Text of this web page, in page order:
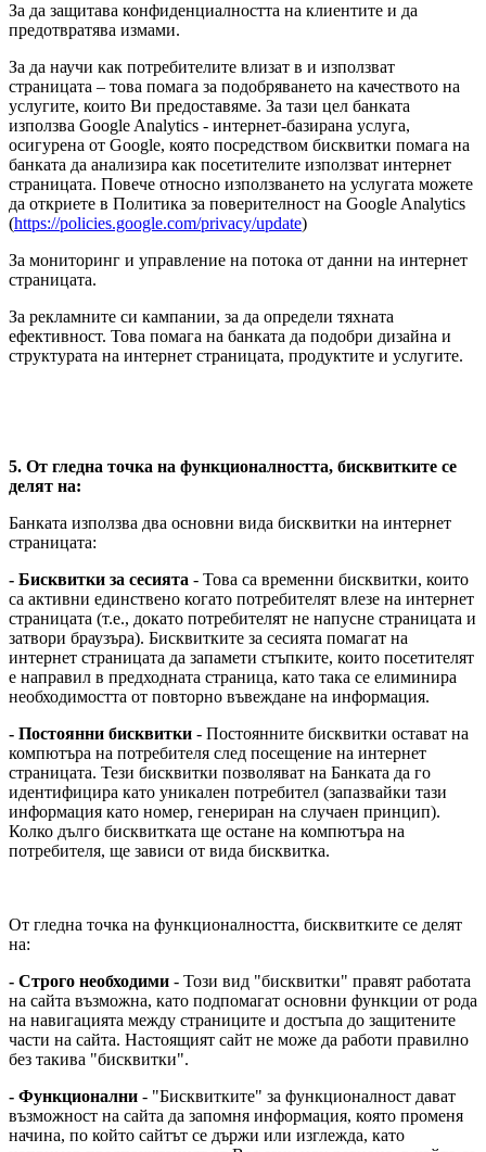
За да защитава конфиденциалността на клиентите и да
предотвратява измами.
За да научи как потребителите влизат в и използват
страницата – това помага за подобряването на качеството на
услугите, които Ви предоставяме. За тази цел банката
използва Google Analytics - интернет-базирана услуга,
осигурена от Google, която посредством бисквитки помага на
банката да анализира как посетителите използват интернет
страницата. Повече относно използването на услугата можете
да откриете в Политика за поверителност на Google Analytics
(https://policies.google.com/privacy/update)
За мониторинг и управление на потока от данни на интернет
страницата.
За рекламните си кампании, за да определи тяхната
ефективност. Това помага на банката да подобри дизайна и
структурата на интернет страницата, продуктите и услугите.
5. От гледна точка на функционалността, бисквитките се
делят на:
Банката използва два основни вида бисквитки на интернет
страницата:
- Бисквитки за сесията - Това са временни бисквитки, които
са активни единствено когато потребителят влезе на интернет
страницата (т.е., докато потребителят не напусне страницата и
затвори браузъра). Бисквитките за сесията помагат на
интернет страницата да запамети стъпките, които посетителят
е направил в предходната страница, като така се елиминира
необходимостта от повторно въвеждане на информация.
- Постоянни бисквитки - Постоянните бисквитки остават на
компютъра на потребителя след посещение на интернет
страницата. Тези бисквитки позволяват на Банката да го
идентифицира като уникален потребител (запазвайки тази
информация като номер, генериран на случаен принцип).
Колко дълго бисквитката ще остане на компютъра на
потребителя, ще зависи от вида бисквитка.
От гледна точка на функционалността, бисквитките се делят
на:
- Строго необходими - Този вид "бисквитки" правят работата
на сайта възможна, като подпомагат основни функции от рода
на навигацията между страниците и достъпа до защитените
части на сайта. Настоящият сайт не може да работи правилно
без такива "бисквитки".
- Функционални - "Бисквитките" за функционалност дават
възможност на сайта да запомня информация, която променя
начина, по който сайтът се държи или изглежда, като